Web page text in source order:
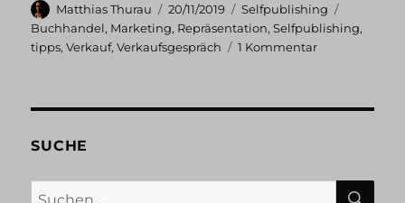
Autor
Matthias Thurau
Veröffentlicht
am
20/11/2019 Kategorien
Selfpublishing
Buchhandel, Marketing, Repräsentation,Selfpublishing,
tipps,Verkauf,Verkaufsgespräch 1 Kommentarzu
SUCHE
Suchen